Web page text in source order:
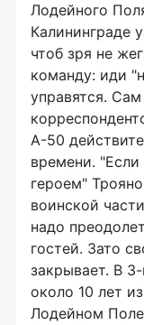
Лодейного
Калининграде
чтоб зря не
команду: иди
управятся.
А-50
времени. "Если
героем"
воинской
надо
гостей. Зато
закрывает. В
около 10 лет
Лодейном